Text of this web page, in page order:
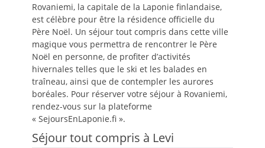
Rovaniemi, la capitale de la Laponie finlandaise,
est célèbre pour être la résidence officielle du
Père Noël. Un séjour tout compris dans cette ville
magique vous permettra de rencontrer le Père
Noël en personne, de profiter d’activités
hivernales telles que le ski et les balades en
traîneau, ainsi que de contempler les aurores
boréales. Pour réserver votre séjour à Rovaniemi,
rendez-vous sur la plateforme
« SejoursEnLaponie.fi ».
Séjour tout compris à Levi